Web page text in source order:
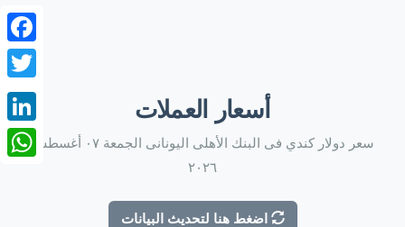
أسعار العملات
سعر دولار كندي فى البنك الأهلى اليونانى الجمعة ٠٧ أغسطس
٢٠٢٦
اضغط هنا لتحديث البيانات